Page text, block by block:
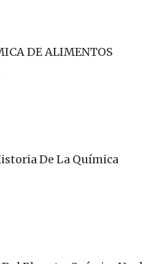
DE ALIMENTOS
De La Química